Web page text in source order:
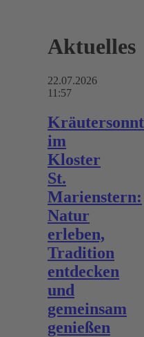
Aktuelles
22.07.2026
11:57
im
Kloster
St.
Marienstern:
Natur
erleben,
Tradition
entdecken
und
gemeinsam
genießen